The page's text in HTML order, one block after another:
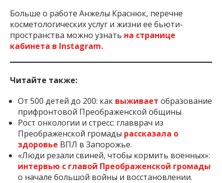
Больше о работе Анжелы Краснюк, перечне
косметологических услуг и жизни ее бьюти-
пространства можно узнать на странице
кабинета в Instagram.
Читайте также:
От 500 детей до 200: как выживает образование
прифронтовой Преображенской общины.
Рост онкологии и стресс: главврач из
Преображенской громады рассказала о
здоровье ВПЛ в Запорожье.
«Люди резали свиней, чтобы кормить военных»:
интервью с главой Преображенской громады
о начале большой войны и восстановлении.